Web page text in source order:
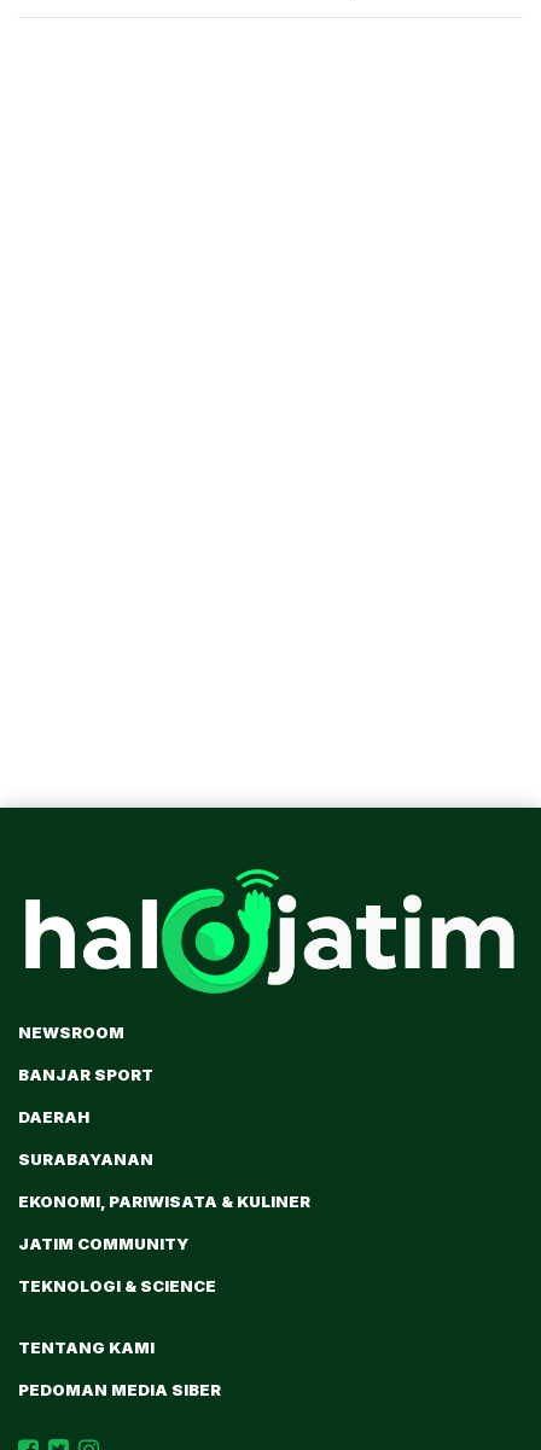
NEWSROOM
BANJAR SPORT
DAERAH
SURABAYANAN
EKONOMI, PARIWISATA & KULINER
JATIM COMMUNITY
TEKNOLOGI & SCIENCE
TENTANG KAMI
PEDOMAN MEDIA SIBER